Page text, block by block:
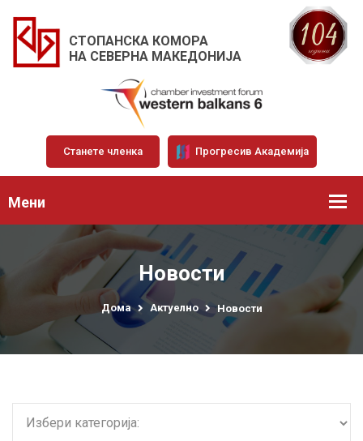
СТОПАНСКА КОМОРА
НА СЕВЕРНА МАКЕДОНИЈА
Станете членка Прогресив Академија
Мени
Новости
Дома Актуелно Новости